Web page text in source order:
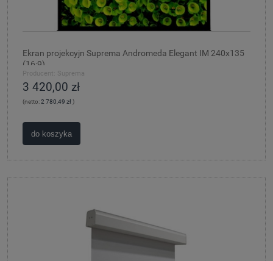
Ekran projekcyjn Suprema Andromeda Elegant IM 240x135
(16:9)
Producent: Suprema
3 420,00 zł
(netto:2 780,49 zł)
do koszyka